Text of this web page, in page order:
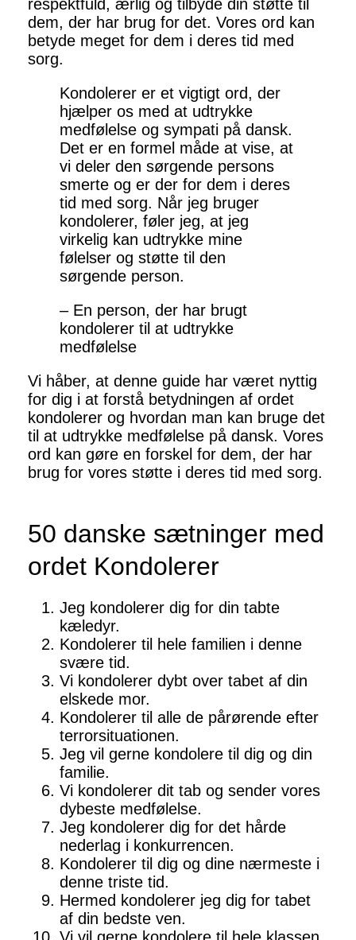
respektfuld, ærlig og tilbyde din støtte til
dem, der har brug for det. Vores ord kan
betyde meget for dem i deres tid med
sorg.
Kondolerer er et vigtigt ord, der
hjælper os med at udtrykke
medfølelse og sympati på dansk.
Det er en formel måde at vise, at
vi deler den sørgende persons
smerte og er der for dem i deres
tid med sorg. Når jeg bruger
kondolerer, føler jeg, at jeg
virkelig kan udtrykke mine
følelser og støtte til den
sørgende person.
– En person, der har brugt
kondolerer til at udtrykke
medfølelse
Vi håber, at denne guide har været nyttig
for dig i at forstå betydningen af ​​ordet
kondolerer og hvordan man kan bruge det
til at udtrykke medfølelse på dansk. Vores
ord kan gøre en forskel for dem, der har
brug for vores støtte i deres tid med sorg.
50 danske sætninger med
ordet Kondolerer
Jeg kondolerer dig for din tabte
kæledyr.
Kondolerer til hele familien i denne
svære tid.
Vi kondolerer dybt over tabet af din
elskede mor.
Kondolerer til alle de pårørende efter
terrorsituationen.
Jeg vil gerne kondolere til dig og din
familie.
Vi kondolerer dit tab og sender vores
dybeste medfølelse.
Jeg kondolerer dig for det hårde
nederlag i konkurrencen.
Kondolerer til dig og dine nærmeste i
denne triste tid.
Hermed kondolerer jeg dig for tabet
af din bedste ven.